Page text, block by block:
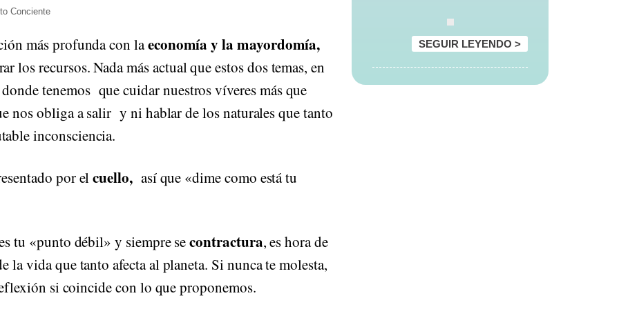
Conciente
más profunda con laeconomía y la mayordomía,
los recursos. Nada más actual que estos dos temas, en
tenemos que cuidar nuestros víveres más que
nos obliga a salir y ni hablar de los naturales que tanto
inconsciencia.
por el cuello, así que «dime como está tu
tu «punto débil» y siempre secontractura, es hora de
la vida que tanto afecta al planeta. Si nunca te molesta,
si coincide con lo que proponemos.
SEGUIR LEYENDO >